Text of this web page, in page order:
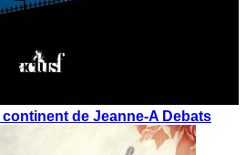
de Jeanne-A Debats